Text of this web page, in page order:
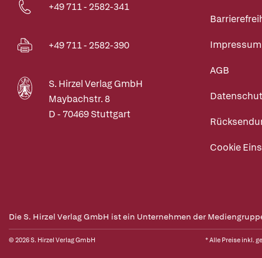
+49 711 - 2582-341
+49 711 - 2582-390
S. Hirzel Verlag GmbH
Maybachstr. 8
D - 70469 Stuttgart
Impressum
AGB
Cookie
Die S. Hirzel Verlag GmbH ist ein Unternehmen der
* Alle Preise inkl.
© 2026 S. Hirzel Verlag GmbH